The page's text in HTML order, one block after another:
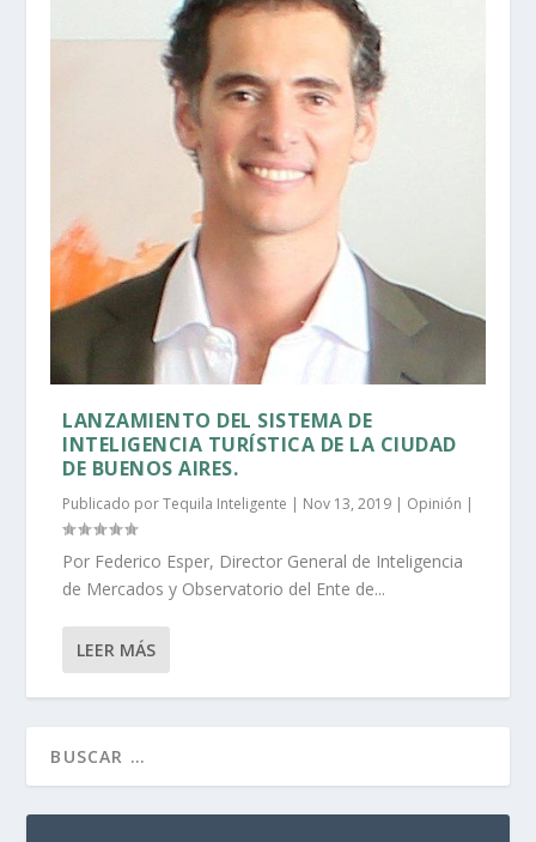
LANZAMIENTO DEL SISTEMA DE
INTELIGENCIA TURÍSTICA DE LA CIUDAD
DE BUENOS AIRES.
Publicado porTequila Inteligente | Nov 13, 2019 | Opinión |
Por Federico Esper, Director General de Inteligencia
de Mercados y Observatorio del Ente de...
LEER MÁS